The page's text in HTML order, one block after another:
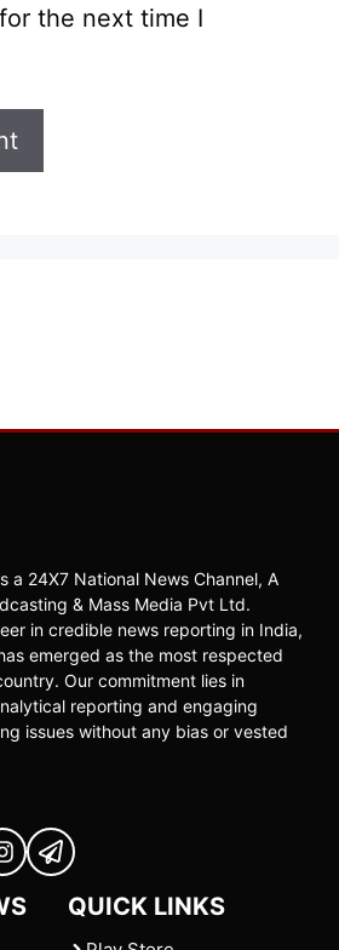
the next time I
a 24X7 National News Channel, A
& Mass Media Pvt Ltd.
in credible news reporting in India,
emerged as the most respected
Our commitment lies in
reporting and engaging
issues without any bias or vested
QUICK LINKS